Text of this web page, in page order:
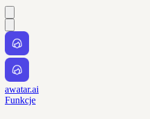
awatar.ai
Funkcje